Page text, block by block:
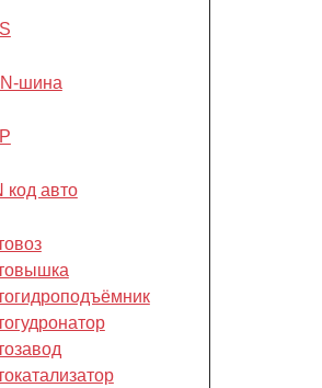
шина
код авто